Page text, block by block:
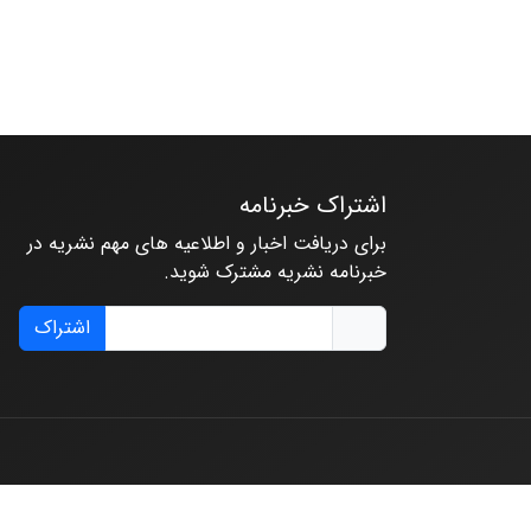
اشتراک خبرنامه
برای دریافت اخبار و اطلاعیه های مهم نشریه در
خبرنامه نشریه مشترک شوید.
اشتراک